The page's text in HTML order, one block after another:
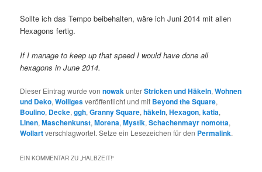
Sollte ich das Tempo beibehalten, wäre ich Juni 2014 mit allen
Hexagons fertig.
If I manage to keep up that speed I would have done all
hexagons in June 2014.
Dieser Eintrag wurde vonnowakunterStricken und Häkeln,Wohnen
und Deko,Wolligesveröffentlicht und mit Beyond the Square,
Boulino, Decke,ggh,Granny Square,häkeln,Hexagon,katia,
Linen,Maschenkunst,Morena,Mystik,Schachenmayr nomotta,
Wollartverschlagwortet. Setze ein Lesezeichen für den Permalink.
EIN KOMMENTAR ZU „HALBZEIT!“